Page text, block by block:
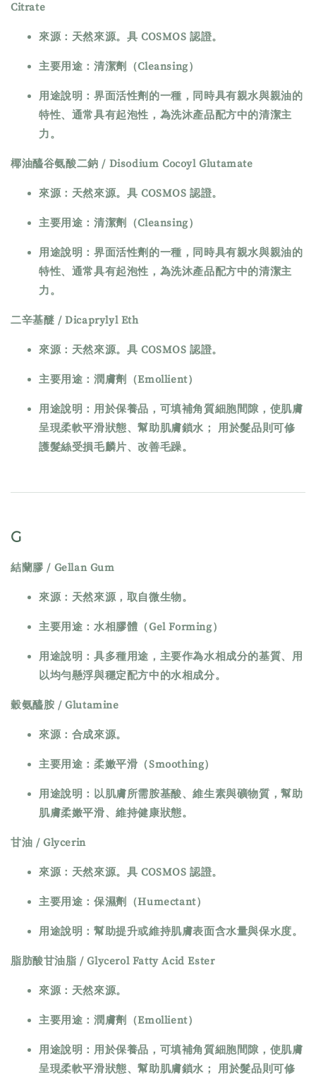
Citrate
來源：天然來源。具 COSMOS 認證。
主要用途：清潔劑（Cleansing）
用途說明：界面活性劑的一種，同時具有親水與親油的
特性、通常具有起泡性，為洗沐產品配方中的清潔主
力。
椰油醯谷氨酸二鈉 / Disodium Cocoyl Glutamate
來源：天然來源。具 COSMOS 認證。
主要用途：清潔劑（Cleansing）
用途說明：界面活性劑的一種，同時具有親水與親油的
特性、通常具有起泡性，為洗沐產品配方中的清潔主
力。
二辛基醚 / Dicaprylyl Eth
來源：天然來源。具 COSMOS 認證。
主要用途：潤膚劑（Emollient）
用途說明：用於保養品，可填補角質細胞間隙，使肌膚
呈現柔軟平滑狀態、幫助肌膚鎖水； 用於髮品則可修
護髮絲受損毛麟片、改善毛躁。
G
結蘭膠 / Gellan Gum
來源：天然來源，取自微生物。
主要用途：水相膠體（Gel Forming）
用途說明：具多種用途，主要作為水相成分的基質、用
以均勻懸浮與穩定配方中的水相成分。
穀氨醯胺 / Glutamine
來源：合成來源。
主要用途：柔嫩平滑（Smoothing）
用途說明：以肌膚所需胺基酸、維生素與礦物質，幫助
肌膚柔嫩平滑、維持健康狀態。
甘油 / Glycerin
來源：天然來源。具 COSMOS 認證。
主要用途：保濕劑（Humectant）
用途說明：幫助提升或維持肌膚表面含水量與保水度。
脂肪酸甘油脂 / Glycerol Fatty Acid Ester
來源：天然來源。
主要用途：潤膚劑（Emollient）
用途說明：用於保養品，可填補角質細胞間隙，使肌膚
呈現柔軟平滑狀態、幫助肌膚鎖水； 用於髮品則可修